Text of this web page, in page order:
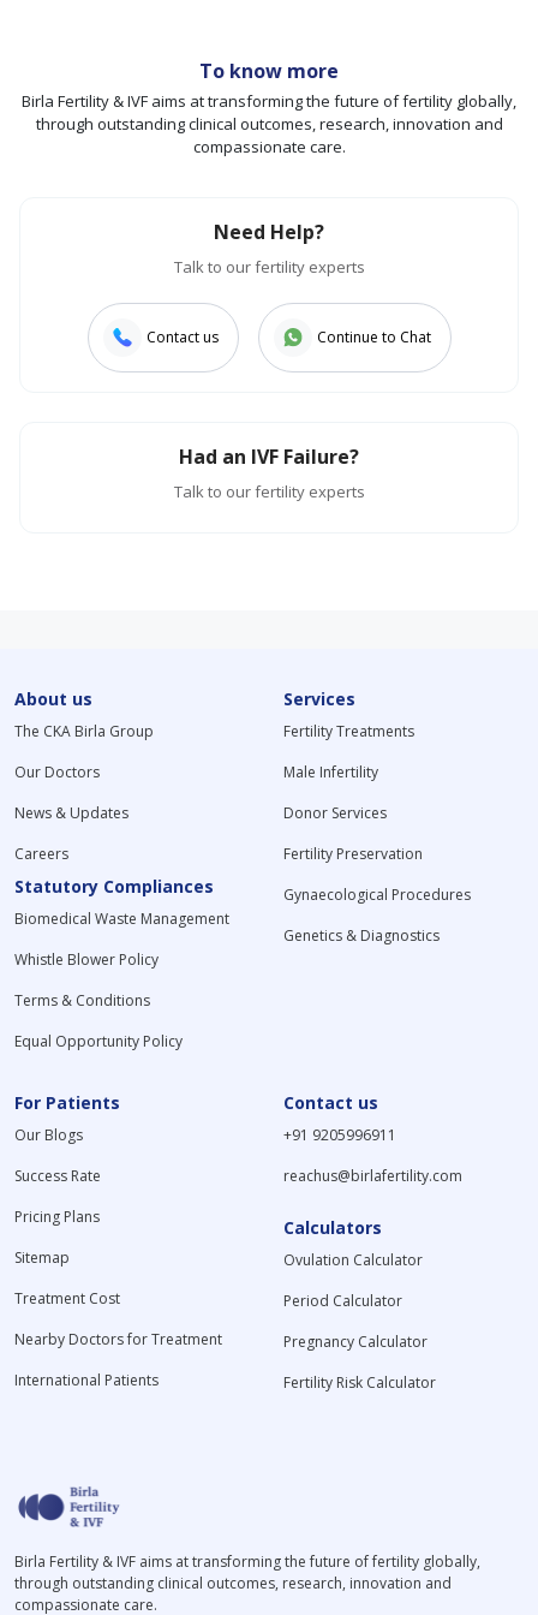
To know more
Birla Fertility & IVF aims at transforming the future of fertility globally,
through outstanding clinical outcomes, research, innovation and
compassionate care.
Need Help?
Talk to our fertility experts
Contact us Continue to Chat
Had an IVF Failure?
Talk to our fertility experts
About us
The CKA Birla Group
Our Doctors
News & Updates
Careers
Statutory Compliances
Biomedical Waste Management
Whistle Blower Policy
Terms & Conditions
Equal Opportunity Policy
Services
Fertility Treatments
Male Infertility
Donor Services
Fertility Preservation
Gynaecological Procedures
Genetics & Diagnostics
For Patients
Our Blogs
Success Rate
Pricing Plans
Sitemap
Treatment Cost
Nearby Doctors for Treatment
International Patients
Contact us
+91 9205996911
reachus@birlafertility.com
Calculators
Ovulation Calculator
Period Calculator
Pregnancy Calculator
Fertility Risk Calculator
Birla Fertility & IVF aims at transforming the future of fertility globally,
through outstanding clinical outcomes, research, innovation and
compassionate care.